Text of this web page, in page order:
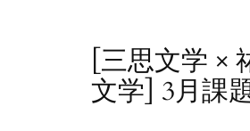
[三思文学 ×
文学] 3月課